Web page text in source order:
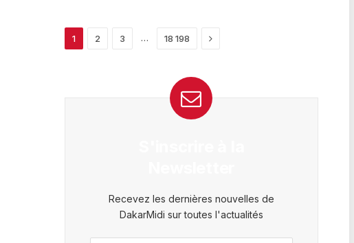
1 2 3 … 18 198 Next
Recevez les dernières nouvelles de
DakarMidi sur toutes l'actualités